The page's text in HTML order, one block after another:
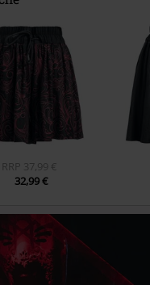
RRP 37,99 €
32,99 €